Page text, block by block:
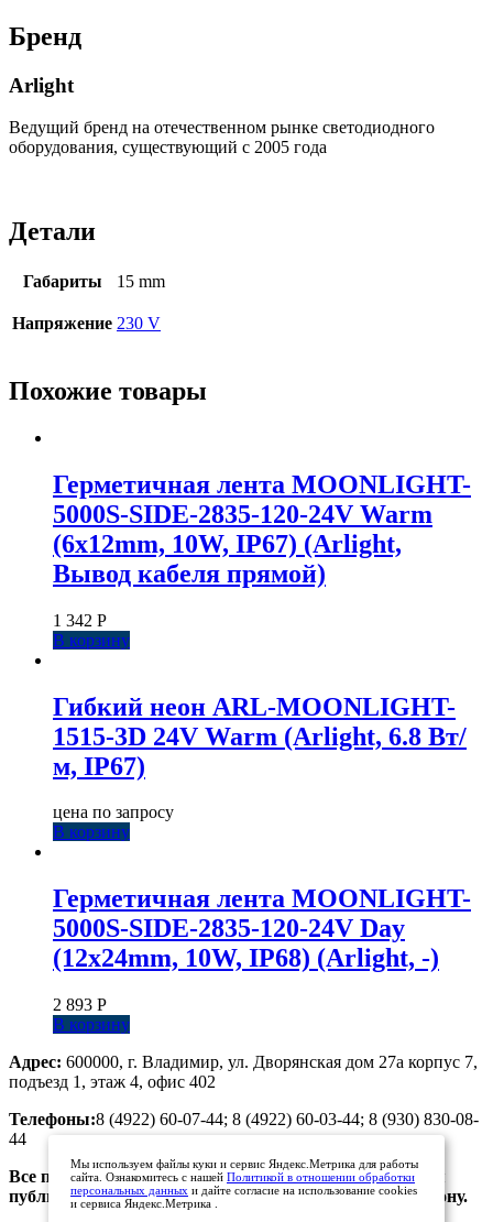
Бренд
Arlight
Ведущий бренд на отечественном рынке светодиодного
оборудования, существующий с 2005 года
Детали
Габариты 15 mm
Напряжение 230 V
Похожие товары
Герметичная лента MOONLIGHT-
5000S-SIDE-2835-120-24V Warm
(6х12mm, 10W, IP67) (Arlight,
Вывод кабеля прямой)
1 342 Р
В корзину
Гибкий неон ARL-MOONLIGHT-
1515-3D 24V Warm (Arlight, 6.8 Вт/
м, IP67)
цена по запросу
В корзину
Герметичная лента MOONLIGHT-
5000S-SIDE-2835-120-24V Day
(12х24mm, 10W, IP68) (Arlight, -)
2 893 Р
В корзину
Адрес: 600000, г. Владимир, ул. Дворянская дом 27а корпус 7,
подъезд 1, этаж 4, офис 402
Телефоны:8 (4922) 60-07-44; 8 (4922) 60-03-44; 8 (930) 830-08-
44
Все предложения, размещенные на сайте, не являются
публичной офертой. Просьба уточнять цены по телефону.
Мы используем файлы куки и сервис Яндекс.Метрика для работы
сайта. Ознакомитесь с нашей Политикой в отношении обработки
персональных данных и дайте согласие на использование cookies
и сервиса Яндекс.Метрика .